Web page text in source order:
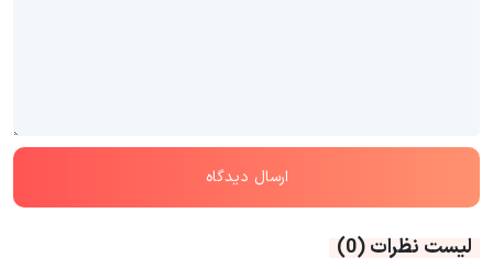
لیست نظرات(0)